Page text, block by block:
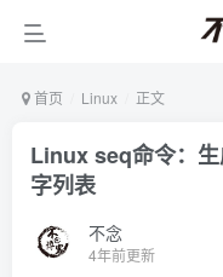
首页 Linux 正文
Linux seq命令：
字列表
不念
4年前更新